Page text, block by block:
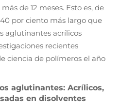
de 12 meses. Esto es, de
por ciento más largo que
aglutinantes acrílicos
recientes
ciencia de polímeros el año
aglutinantes: Acrílicos,
en disolventes